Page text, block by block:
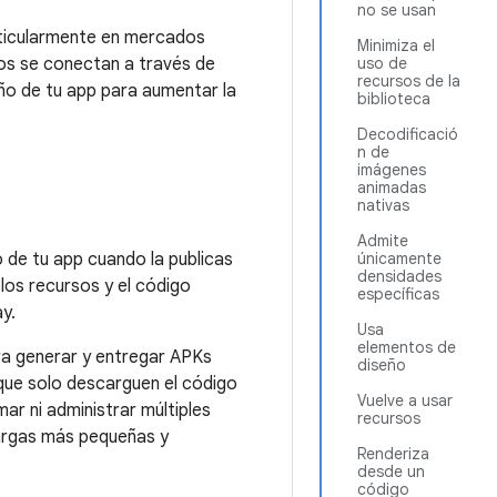
no se usan
Minimiza el
uso de
recursos de la
biblioteca
Decodificació
n de
imágenes
animadas
nativas
Admite
únicamente
densidades
específicas
Usa
elementos de
diseño
Vuelve a usar
recursos
Renderiza
desde un
código
en mercados
se conectan a través de
de tu app para aumentar la
tu app cuando la publicas
recursos y el código
generar y entregar APKs
solo descarguen el código
ni administrar múltiples
más pequeñas y